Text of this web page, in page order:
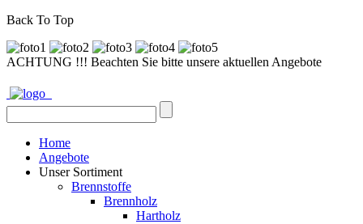
Back To Top
ACHTUNG !!! Beachten Sie bitte unsere aktuellen Angebote
Home
Angebote
Unser Sortiment
Brennstoffe
Brennholz
Hartholz